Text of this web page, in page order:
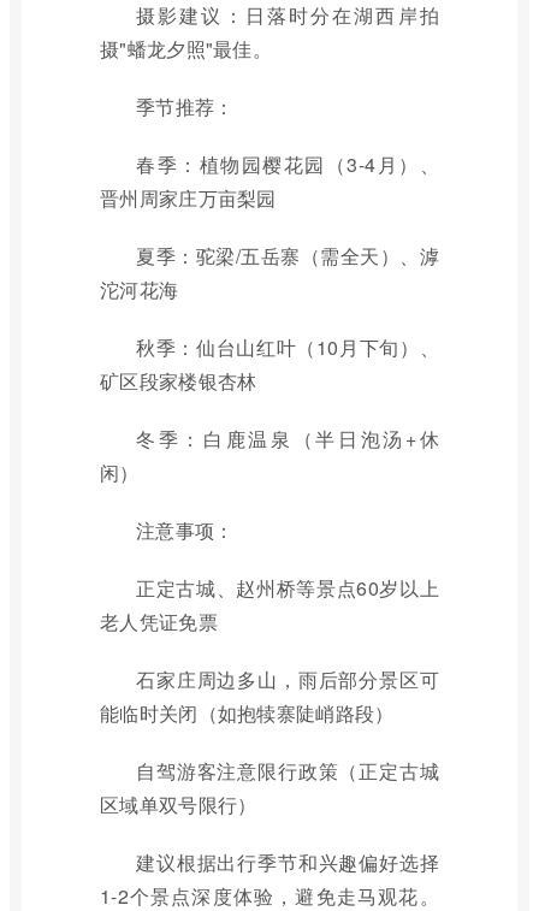
摄影建议：日落时分在湖西岸拍
摄"蟠龙夕照"最佳。
季节推荐：
春季：植物园樱花园（3-4月）、
晋州周家庄万亩梨园
夏季：驼梁/五岳寨（需全天）、滹
沱河花海
秋季：仙台山红叶（10月下旬）、
矿区段家楼银杏林
冬季：白鹿温泉（半日泡汤+休
闲）
注意事项：
正定古城、赵州桥等景点60岁以上
老人凭证免票
石家庄周边多山，雨后部分景区可
能临时关闭（如抱犊寨陡峭路段）
自驾游客注意限行政策（正定古城
区域单双号限行）
建议根据出行季节和兴趣偏好选择
1-2个景点深度体验，避免走马观花。